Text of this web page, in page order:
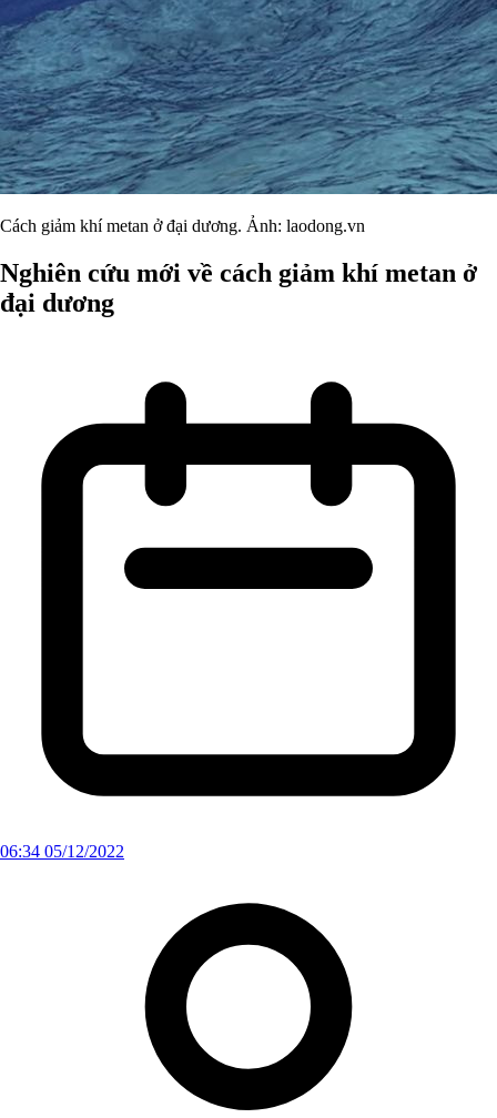
Cách giảm khí metan ở đại dương. Ảnh: laodong.vn
Nghiên cứu mới về cách giảm khí metan ở
đại dương
06:34 05/12/2022